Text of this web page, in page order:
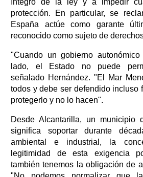
íntegro de la ley y a impedir
protección. En particular, se
España actúe como garante
reconocido como sujeto de
"Cuando un gobierno
lado, el Estado no puede
señalado Hernández. "El Mar
todos y debe ser defendido incluso
protegerlo y no lo hacen".
Desde Alcantarilla, un municipio
significa soportar durante
ambiental e industrial, la
legitimidad de esta exigencia
también tenemos la obligación de